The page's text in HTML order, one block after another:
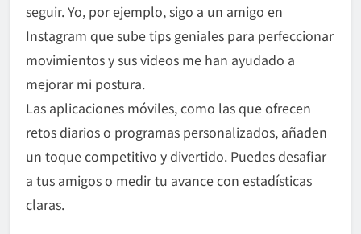
seguir. Yo, por ejemplo, sigo a un amigo en
Instagram que sube tips geniales para perfeccionar
movimientos y sus videos me han ayudado a
mejorar mi postura.
Las aplicaciones móviles, como las que ofrecen
retos diarios o programas personalizados, añaden
un toque competitivo y divertido. Puedes desafiar
a tus amigos o medir tu avance con estadísticas
claras.